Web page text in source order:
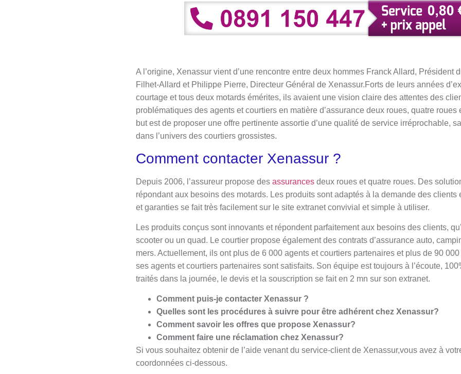
A l’origine, Xenassur vient d’une rencontre entre deux hommes Franck Allard, Président
Filhet-Allard et Philippe Pierre, Directeur Général de Xenassur.Forts de leurs années
courtage et tous deux motards émérites, ils avaient une vision claire des attentes des
problématiques des agents et courtiers en matière d’assurance deux roues, quatre roues
but est de proposer une offre pertinente assortie d’une qualité de service irréprochable,
dans l’univers des courtiers grossistes.
Comment contacter Xenassur ?
Depuis 2006, l’assureur propose des assurances deux roues et quatre roues. Des
répondant aux besoins des motards. Les produits sont adaptés à la demande des clients
et garanties se fait très facilement sur le site extranet convivial et simple à utiliser.
Les produits conçus sont innovants et répondent parfaitement aux besoins des clients,
scooter ou un quad. Le courtier propose également des contrats d’assurance auto,
mers. Actuellement, ils ont plus de 6 000 agents et courtiers partenaires et plus de 90
ses agents et courtiers partenaires sont satisfaits. Son équipe est toujours à l’écoute,
traités dans la journée, le devis et la souscription se fait en 2 mn sur son extranet.
Comment puis-je contacter Xenassur ?
Quelles sont les procédures à suivre pour être adhérent chez Xenassur?
Comment savoir les offres que propose Xenassur?
Comment faire une réclamation chez Xenassur?
Si vous souhaitez obtenir de l’aide venant du service-client de Xenassur,vous avez à
coordonnées ci-dessous.